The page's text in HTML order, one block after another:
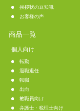
挨拶状の豆知識
お客様の声
商品一覧
個人向け
転勤
退職退任
転職
出向
教職員向け
弁護士・税理士向け